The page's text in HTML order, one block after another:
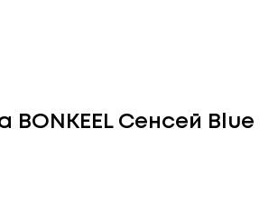
BONKEEL Сенсей Blue